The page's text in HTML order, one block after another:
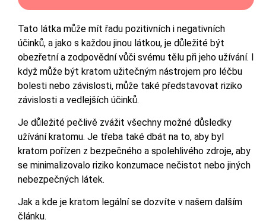
Tato látka může mít řadu pozitivních i negativních
účinků, a jako s každou jinou látkou, je důležité být
obezřetní a zodpovědní vůči svému tělu při jeho užívání. I
když může být kratom užitečným nástrojem pro léčbu
bolesti nebo závislosti, může také představovat riziko
závislosti a vedlejších účinků.
Je důležité pečlivě zvážit všechny možné důsledky
užívání kratomu. Je třeba také dbát na to, aby byl
kratom pořízen z bezpečného a spolehlivého zdroje, aby
se minimalizovalo riziko konzumace nečistot nebo jiných
nebezpečných látek.
Jak a kde je kratom legální se dozvíte v našem dalším
článku.